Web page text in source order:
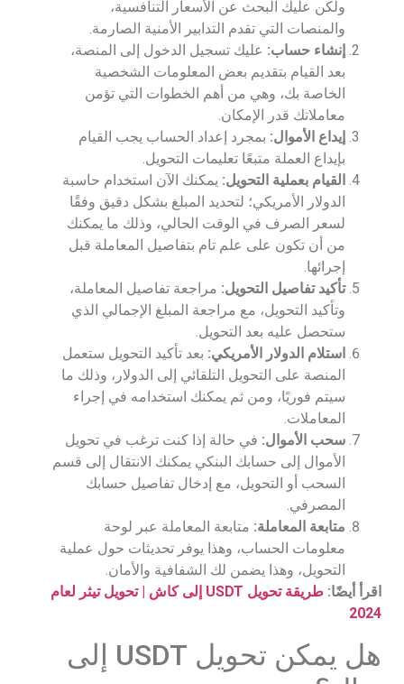
ولكن عليك البحث عن الأسعار التنافسية،
والمنصات التي تقدم التدابير الأمنية الصارمة.
إنشاء حساب: عليك تسجيل الدخول إلى المنصة،
بعد القيام بتقديم بعض المعلومات الشخصية
الخاصة بك، وهي من أهم الخطوات التي تؤمن
معاملاتك قدر الإمكان.
إيداع الأموال: بمجرد إعداد الحساب يجب القيام
بإيداع العملة متبعًا تعليمات التحويل.
القيام بعملية التحويل: يمكنك الآن استخدام حاسبة
الدولار الأمريكي؛ لتحديد المبلغ بشكل دقيق وفقًا
لسعر الصرف في الوقت الحالي، وذلك ما يمكنك
من أن تكون على علم تام بتفاصيل المعاملة قبل
إجرائها.
تأكيد تفاصيل التحويل: مراجعة تفاصيل المعاملة،
وتأكيد التحويل، مع مراجعة المبلغ الإجمالي الذي
ستحصل عليه بعد التحويل.
استلام الدولار الأمريكي: بعد تأكيد التحويل ستعمل
المنصة على التحويل التلقائي إلى الدولار، وذلك ما
سيتم فوريًا، ومن ثم يمكنك استخدامه في إجراء
المعاملات.
سحب الأموال: في حالة إذا كنت ترغب في تحويل
الأموال إلى حسابك البنكي يمكنك الانتقال إلى قسم
السحب أو التحويل، مع إدخال تفاصيل حسابك
المصرفي.
متابعة المعاملة: متابعة المعاملة عبر لوحة
معلومات الحساب، وهذا يوفر تحديثات حول عملية
التحويل، وهذا يضمن لك الشفافية والأمان.
اقرأ أيضًا:
طريقة تحويل USDT إلى كاش | تحويل تيثر لعام
2024
هل يمكن تحويل USDT إلى